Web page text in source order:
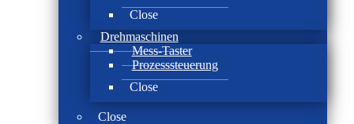
Close
Drehmaschinen
Mess-Taster
Prozesssteuerung
Close
Close